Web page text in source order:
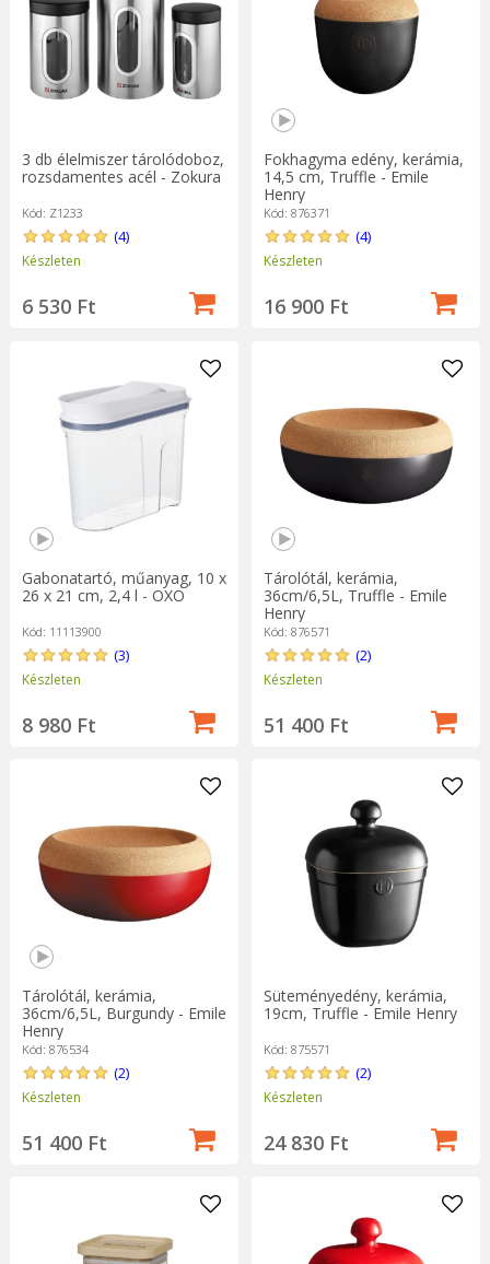
3 db élelmiszer tárolódoboz,
rozsdamentes acél - Zokura
Kód: Z1233
(4)
Készleten
6 530 Ft
Fokhagyma edény, kerámia,
14,5 cm, Truffle - Emile
Henry
Kód: 876371
(4)
Készleten
16 900 Ft
Gabonatartó, műanyag, 10 x
26 x 21 cm, 2,4 l - OXO
Kód: 11113900
(3)
Készleten
8 980 Ft
Tárolótál, kerámia,
36cm/6,5L, Truffle - Emile
Henry
Kód: 876571
(2)
Készleten
51 400 Ft
Tárolótál, kerámia,
36cm/6,5L, Burgundy - Emile
Henry
Kód: 876534
(2)
Készleten
51 400 Ft
Süteményedény, kerámia,
19cm, Truffle - Emile Henry
Kód: 875571
(2)
Készleten
24 830 Ft